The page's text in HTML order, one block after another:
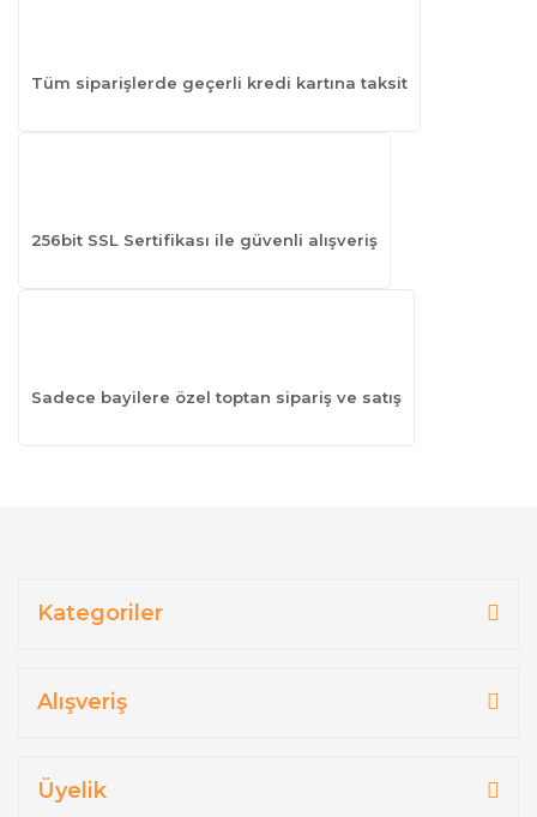
Tüm siparişlerde geçerli kredi kartına taksit
256bit SSL Sertifikası ile güvenli alışveriş
Sadece bayilere özel toptan sipariş ve satış
Kategoriler
Alışveriş
Üyelik